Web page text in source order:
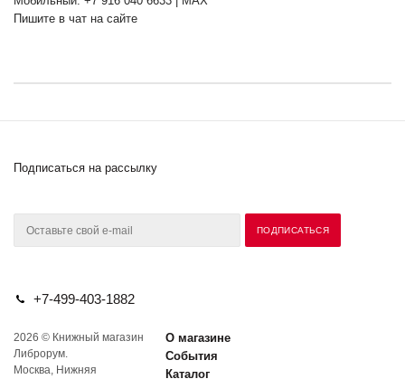
Пишите в чат на сайте
Подписаться на рассылку
+7-499-403-1882
2026 © Книжный магазин
Либрорум.
Москва, Нижняя
О магазине
События
Каталог